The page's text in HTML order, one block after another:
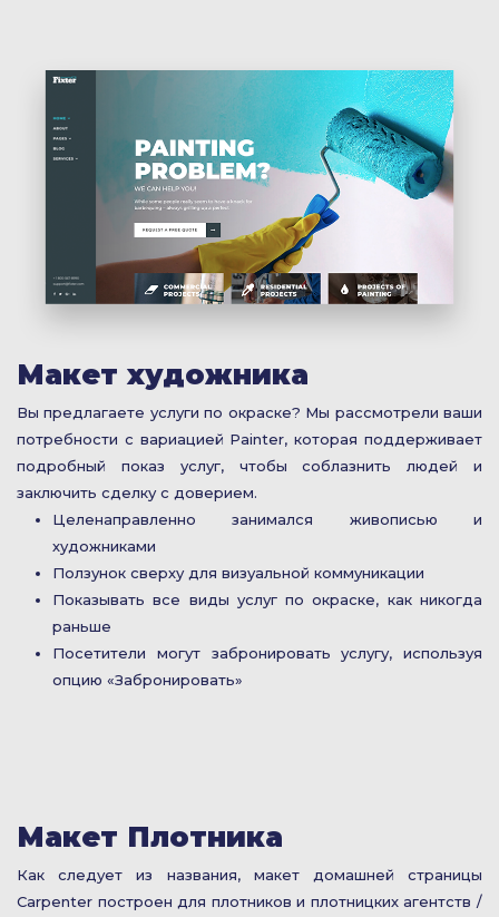
Макет художника
Вы предлагаете услуги по окраске? Мы рассмотрели ваши
потребности с вариацией Painter, которая поддерживает
подробный показ услуг, чтобы соблазнить людей и
заключить сделку с доверием.
Целенаправленно занимался живописью и
художниками
Ползунок сверху для визуальной коммуникации
Показывать все виды услуг по окраске, как никогда
раньше
Посетители могут забронировать услугу, используя
опцию «Забронировать»
Макет Плотника
Как следует из названия, макет домашней страницы
Carpenter построен для плотников и плотницких агентств /